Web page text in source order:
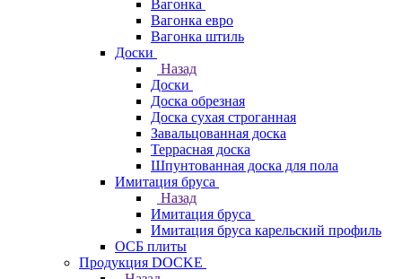
Вагонка
Вагонка евро
Вагонка штиль
Доски
Назад
Доски
Доска обрезная
Доска сухая строганная
Завальцованная доска
Террасная доска
Шпунтованная доска для пола
Имитация бруса
Назад
Имитация бруса
Имитация бруса карельский профиль
ОСБ плиты
Продукция DOCKE